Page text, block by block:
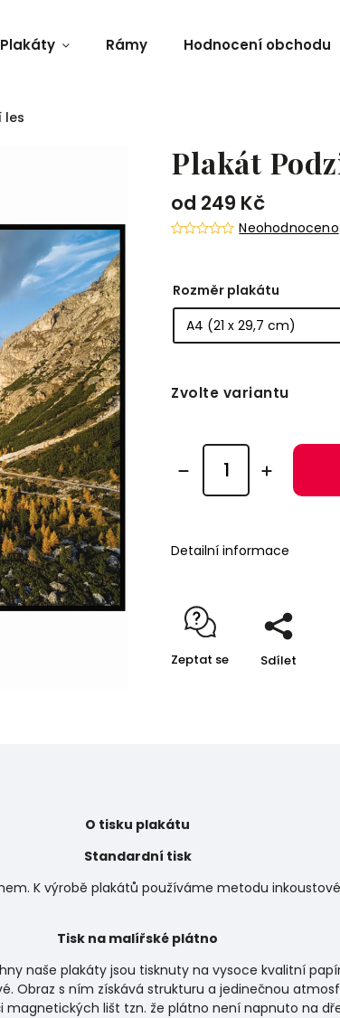
Plakáty Rámy Hodnocení obchodu
les
Plakát
od 249 Kč
Neohodnoceno
Rozměr plakátu
Zvolte variantu
Detailní informace
Zeptat se Sdílet
O tisku plakátu
Standardní tisk
K výrobě plakátů používáme metodu
Tisk na malířské plátno
naše plakáty jsou tisknuty na vysoce kvalitní
Obraz s ním získává strukturu a jedinečnou
lišt tzn. že plátno není napnuto na